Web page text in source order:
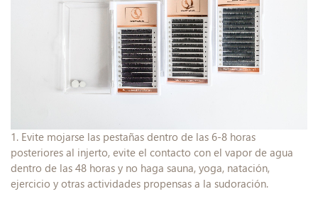
1. Evite mojarse las pestañas dentro de las 6-8 horas
posteriores al injerto, evite el contacto con el vapor de agua
dentro de las 48 horas y no haga sauna, yoga, natación,
ejercicio y otras actividades propensas a la sudoración.